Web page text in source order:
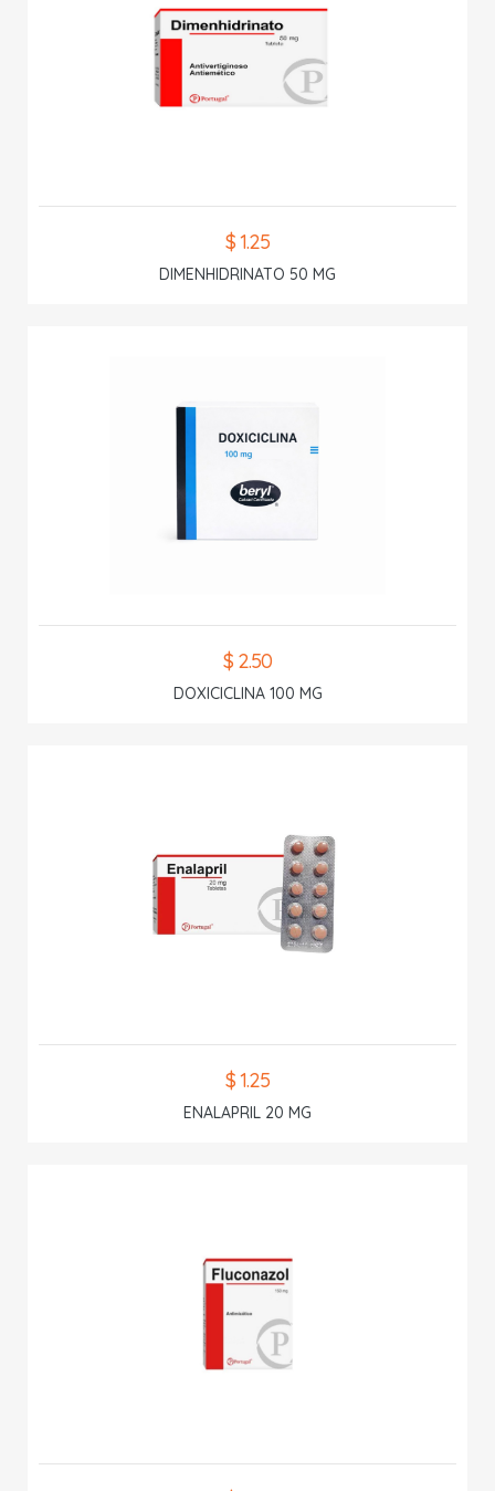
$ 1.25
DIMENHIDRINATO 50 MG
$ 2.50
DOXICICLINA 100 MG
$ 1.25
ENALAPRIL 20 MG